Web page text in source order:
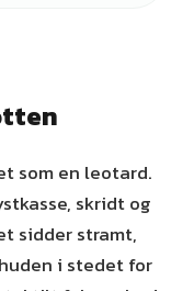
som en leotard.
skridt og
sidder stramt,
i stedet for